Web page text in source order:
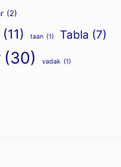
(2)
(11) taan (1) Tabla (7)
(30) vadak (1)